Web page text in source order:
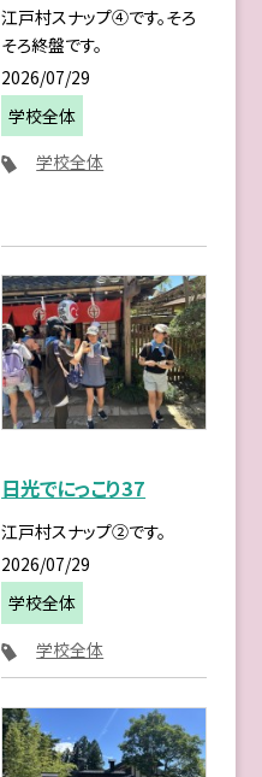
江戸村スナップ④です。そろ
そろ終盤です。
2026/07/29
学校全体
学校全体
日光でにっこり37
江戸村スナップ②です。
2026/07/29
学校全体
学校全体